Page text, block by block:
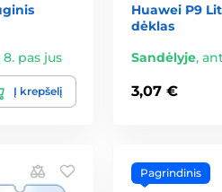
8. pas jus
Į krepšelį
Huawei P9
dėklas
Sandėlyje,
3,07 €
Pagrindinis